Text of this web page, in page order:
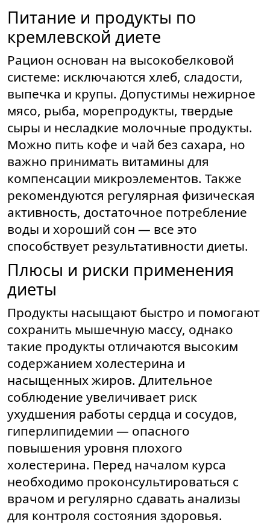
Питание и продукты по
кремлевской диете
Рацион основан на высокобелковой
системе: исключаются хлеб, сладости,
выпечка и крупы. Допустимы нежирное
мясо, рыба, морепродукты, твердые
сыры и несладкие молочные продукты.
Можно пить кофе и чай без сахара, но
важно принимать витамины для
компенсации микроэлементов. Также
рекомендуются регулярная физическая
активность, достаточное потребление
воды и хороший сон — все это
способствует результативности диеты.
Плюсы и риски применения
диеты
Продукты насыщают быстро и помогают
сохранить мышечную массу, однако
такие продукты отличаются высоким
содержанием холестерина и
насыщенных жиров. Длительное
соблюдение увеличивает риск
ухудшения работы сердца и сосудов,
гиперлипидемии — опасного
повышения уровня плохого
холестерина. Перед началом курса
необходимо проконсультироваться с
врачом и регулярно сдавать анализы
для контроля состояния здоровья.